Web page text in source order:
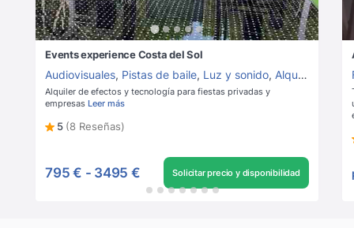
Events experience Costa del Sol
Audiovisuales, Pistas de baile, Luz y sonido, Alquiler de luz y sonido
Alquiler de efectos y tecnología para fiestas privadas y
empresas Leer más
5 (8 Reseñas)
795 € - 3495 € Solicitar precio y disponibilidad